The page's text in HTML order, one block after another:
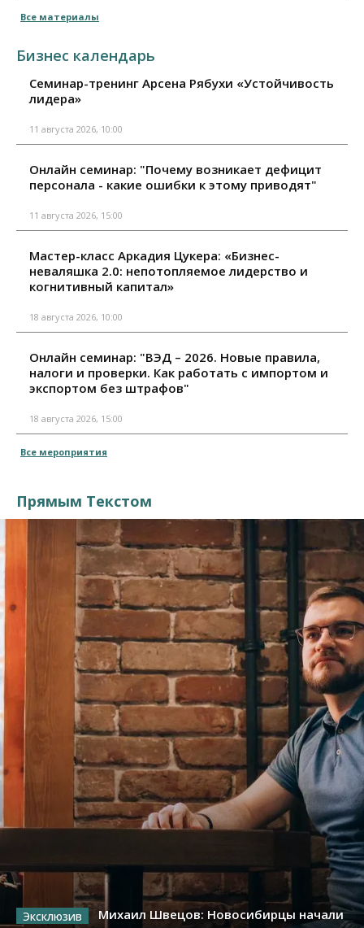
Все материалы
Бизнес календарь
Семинар-тренинг Арсена Рябухи «Устойчивость
лидера»
11 августа 2026, 10:00
Онлайн семинар: "Почему возникает дефицит
персонала - какие ошибки к этому приводят"
11 августа 2026, 15:00
Мастер-класс Аркадия Цукера: «Бизнес-
неваляшка 2.0: непотопляемое лидерство и
когнитивный капитал»
18 августа 2026, 10:00
Онлайн семинар: "ВЭД – 2026. Новые правила,
налоги и проверки. Как работать с импортом и
экспортом без штрафов"
18 августа 2026, 15:00
Все мероприятия
Прямым Текстом
Михаил Швецов: Новосибирцы начали